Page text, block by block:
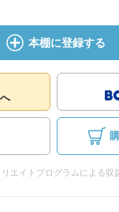
本棚に登録する
エイトプログラムによる収